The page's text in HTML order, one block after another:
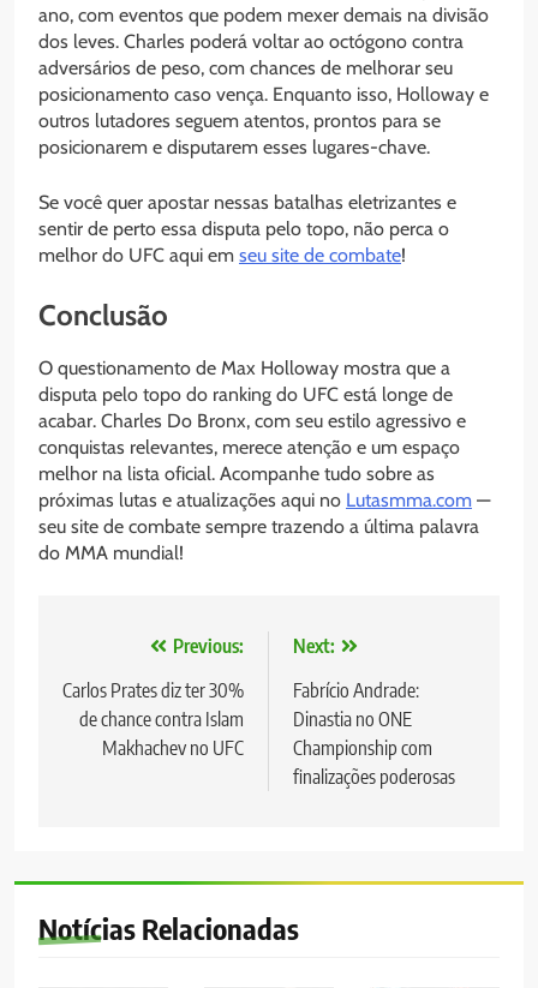
ano, com eventos que podem mexer demais na divisão
dos leves. Charles poderá voltar ao octógono contra
adversários de peso, com chances de melhorar seu
posicionamento caso vença. Enquanto isso, Holloway e
outros lutadores seguem atentos, prontos para se
posicionarem e disputarem esses lugares-chave.
Se você quer apostar nessas batalhas eletrizantes e
sentir de perto essa disputa pelo topo, não perca o
melhor do UFC aqui em seu site de combate!
Conclusão
O questionamento de Max Holloway mostra que a
disputa pelo topo do ranking do UFC está longe de
acabar. Charles Do Bronx, com seu estilo agressivo e
conquistas relevantes, merece atenção e um espaço
melhor na lista oficial. Acompanhe tudo sobre as
próximas lutas e atualizações aqui no Lutasmma.com —
seu site de combate sempre trazendo a última palavra
do MMA mundial!
Navegação
de
Post
Previous:
Carlos Prates diz ter 30%
de chance contra Islam
Makhachev no UFC
Next:
Fabrício Andrade:
Dinastia no ONE
Championship com
finalizações poderosas
Notícias Relacionadas